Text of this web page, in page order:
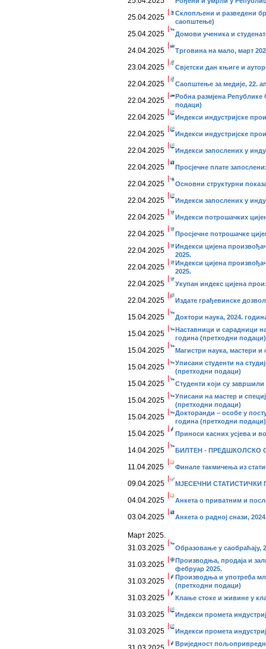
25.04.2025
Склопљени и разведени
саопштење)
25.04.2025 Домови ученика и
24.04.2025 Трговина на мало, март
23.04.2025 Свjeтски дан књиге и
22.04.2025 Саопштење за медије, 22.
22.04.2025
Робна размјена Републике
подаци)
22.04.2025 Индекси индустријске
22.04.2025 Индекси индустријске
22.04.2025 Индекси запослених у
22.04.2025 Просјечне плате
22.04.2025 Основни структурни
22.04.2025 Индекси запослених у
22.04.2025 Индекси потрошачких
22.04.2025 Просјечне потрошачке
22.04.2025
Индекси цијена
2025.
22.04.2025
Индекси цијена
2025.
22.04.2025 Укупан индекс цијена
22.04.2025 Издате грађевинске
15.04.2025 Доктори наука, 2024.
15.04.2025
Наставници и сарадници
година (претходни подаци)
15.04.2025 Магистри наука, мастери и
15.04.2025
Уписани студенти на
(претходни подаци)
15.04.2025 Студенти који су
15.04.2025
Уписани на мастер и
(претходни подаци)
15.04.2025
Докторанди – особе у
година (претходни подаци)
15.04.2025 Приноси касних усјева и
14.04.2025 БИЛТЕН - ПРЕДШКОЛСКО
11.04.2025 Финале такмичења из
09.04.2025 МЈЕСЕЧНИ СТАТИСТИЧКИ
04.04.2025 Анкета о приватним и
03.04.2025 Анкета о радној снази,
Март 2025.
31.03.2025
Образовање у саобраћају,
31.03.2025
Производња, продаја и
фебруар 2025.
31.03.2025
Производња и употреба
(претходни подаци)
31.03.2025 Клање стоке и живине у
31.03.2025 Индекси промета
31.03.2025 Индекси промета
Вриједност